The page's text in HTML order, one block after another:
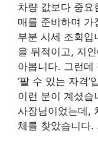
차량 값보다 중요
매를 준비하며 가
부분 시세 조회입
을 뒤적이고, 지
아봅니다. 그런
‘팔 수 있는 자격
이런 분이 계셨
사장님이었는데,
체를 찾았습니다.